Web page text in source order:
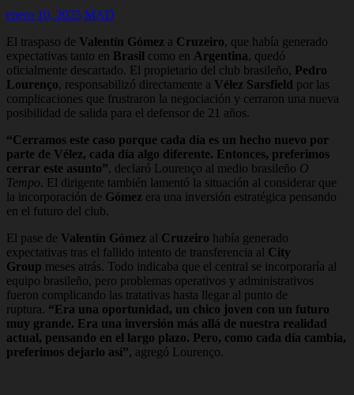
enero 10, 2025 MAD
El traspaso de Valentín Gómez a Cruzeiro, que había generado
expectativas tanto en Brasil como en Argentina, quedó
oficialmente descartado. El propietario del club brasileño, Pedro
Lourenço, responsabilizó directamente a Vélez Sarsfield por las
complicaciones que frustraron la negociación y cerraron una nueva
posibilidad de salida para el defensor de 21 años.
“Cerramos este caso porque cada día es un hecho nuevo por
parte de Vélez, cada día algo diferente. Entonces, preferimos
cerrar este asunto”, declaró Lourenço al medio brasileño O
Tempo. El dirigente también lamentó la situación al considerar que
la incorporación de Gómez era una inversión estratégica pensando
en el futuro del club.
El pase de Valentín Gómez al Cruzeiro había generado
expectativas tras el fallido intento de transferencia al City
Group meses atrás. Todo indicaba que el central se incorporaría al
equipo brasileño, pero problemas operativos y administrativos
fueron complicando las tratativas hasta llegar al punto de
ruptura. “Era una oportunidad, un chico joven con un futuro
muy grande. Era una inversión más allá de nuestra realidad
actual, pensando en el largo plazo. Pero, como cada día cambia,
preferimos dejarlo así”, agregó Lourenço.